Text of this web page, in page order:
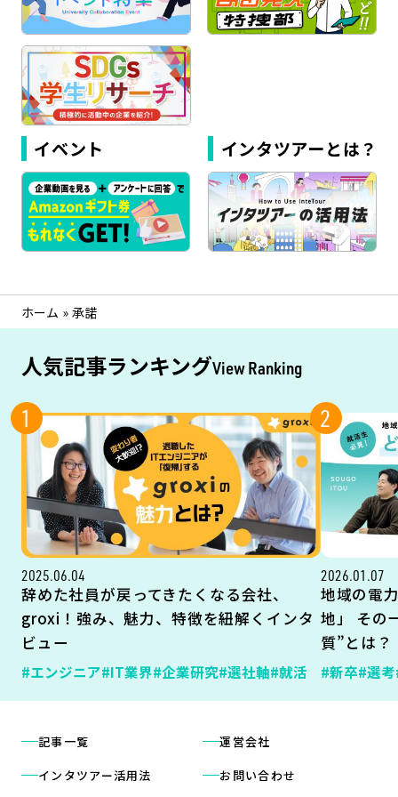
イベント インタツアーとは？
ホーム » 承諾
人気記事ランキングView Ranking
1
2025.06.04
辞めた社員が戻ってきたくなる会社、
groxi！強み、魅力、特徴を紐解くインタ
ビュー
#エンジニア#IT業界#企業研究#選社軸#就活
2
2026.01.07
地域の電
地」 その
質”とは？
#新卒#選考
記事一覧
インタツアー活用法
運営会社
お問い合わせ